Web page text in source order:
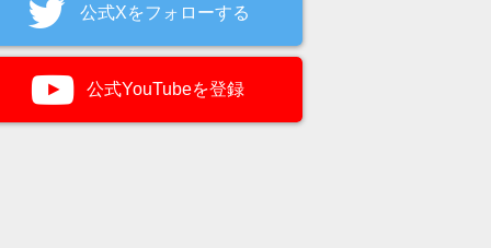
公式Xをフォローする
公式YouTubeを登録